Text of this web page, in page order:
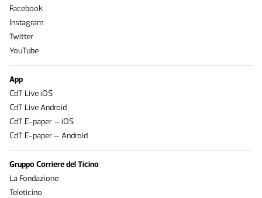
Facebook
Instagram
Twitter
YouTube
App
CdT Live iOS
CdT Live Android
CdT E-paper – iOS
CdT E-paper – Android
Gruppo Corriere del Ticino
La Fondazione
Teleticino